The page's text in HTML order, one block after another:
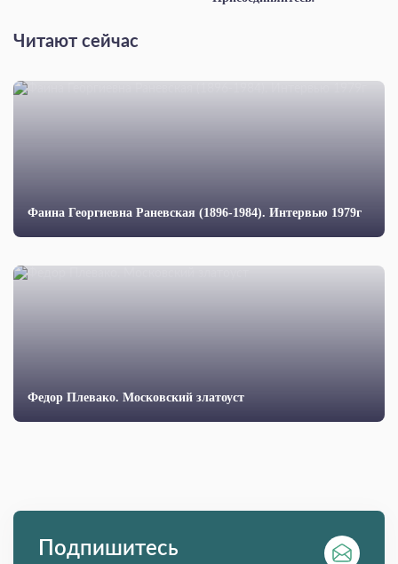
Читают сейчас
Фаина Георгиевна Раневская (1896-1984). Интервью 1979г
Федор Плевако. Московский златоуст
Подпишитесь